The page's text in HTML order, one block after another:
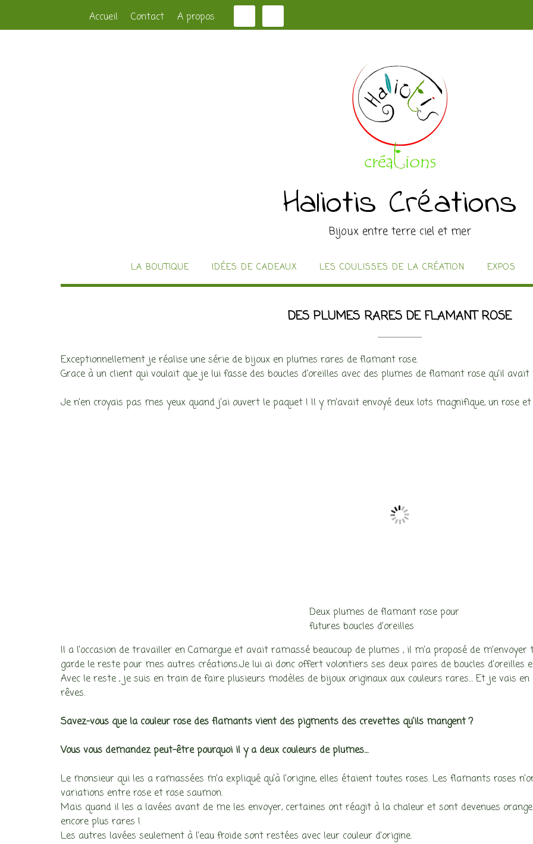
Accueil Contact A propos
Haliotis Créations
Bijoux entre terre ciel et mer
LA BOUTIQUE IDÉES DE CADEAUX LES COULISSES DE LA CRÉATION EXPOS
DES PLUMES RARES DE FLAMANT ROSE
Exceptionnellement je réalise une série de bijoux en plumes rares de flamant rose.
Grace à un client qui voulait que je lui fasse des boucles d’oreilles avec des plumes de flamant rose qu’il avait
Je n’en croyais pas mes yeux quand j’ai ouvert le paquet ! Il y m’avait envoyé deux lots magnifique, un rose
Deux plumes de flamant rose pour
futures boucles d’oreilles
Il a l’occasion de travailler en Camargue et avait ramassé beaucoup de plumes , il m’a proposé de
garde le reste pour mes autres créations.Je lui ai donc offert volontiers ses deux paires de boucles d’oreilles
Avec le reste , je suis en train de faire plusieurs modèles de bijoux originaux aux couleurs rares… Et je vais
rêves.
Savez-vous que la couleur rose des flamants vient des pigments des crevettes qu’ils mangent ?
Vous vous demandez peut-être pourquoi il y a deux couleurs de plumes…
Le monsieur qui les a ramassées m’a expliqué qu’à l’origine, elles étaient toutes roses. Les flamants roses
variations entre rose et rose saumon.
Mais quand il les a lavées avant de me les envoyer, certaines ont réagit à la chaleur et sont devenues
encore plus rares !
Les autres lavées seulement à l’eau froide sont restées avec leur couleur d’origine.